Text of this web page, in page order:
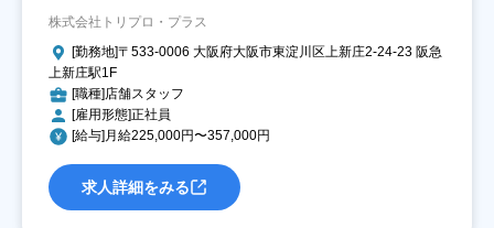
株式会社トリプロ・プラス
[勤務地]〒533-0006 大阪府大阪市東淀川区上新庄2‐24‐23 阪急
上新庄駅1F
[職種]店舗スタッフ
[雇用形態]正社員
[給与]月給225,000円〜357,000円
求人詳細をみる